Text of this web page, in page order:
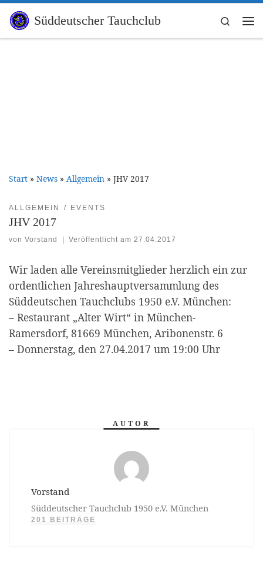
Zum Inhalt springen
Süddeutscher Tauchclub
Search
Start » News » Allgemein » JHV 2017
ALLGEMEIN EVENTS
JHV 2017
von Vorstand Veröffentlicht am27.04.2017
Wir laden alle Vereinsmitglieder herzlich ein zur
ordentlichen Jahreshauptversammlung des
Süddeutschen Tauchclubs 1950 e.V. München:
– Restaurant „Alter Wirt“ in München-
Ramersdorf, 81669 München, Aribonenstr. 6
– Donnerstag, den 27.04.2017 um 19:00 Uhr
AUTOR
Vorstand
Süddeutscher Tauchclub 1950 e.V. München
201 BEITRÄGE